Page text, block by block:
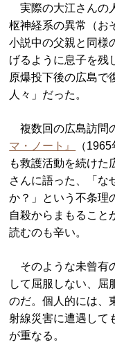
実際の大江さんの
枢神経系の異常（お
小説中の父親と同様
げるように息子を残
原爆投下後の広島で
人々」だった。
複数回の広島訪問
マ・ノート』
（
も救護活動を続けた
さんに語った、「な
か？」という不条理
自殺からまもること
読むのも辛い。
そのような未曾有
して屈服しない、屈
のだ。個人的には、
射線災害に遭遇して
が重なる。